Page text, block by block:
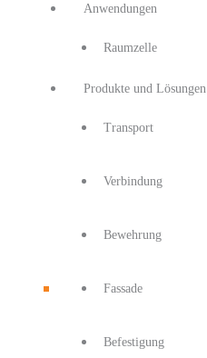
Anwendungen
Raumzelle
Produkte und Lösungen
Transport
Verbindung
Bewehrung
Fassade
Befestigung